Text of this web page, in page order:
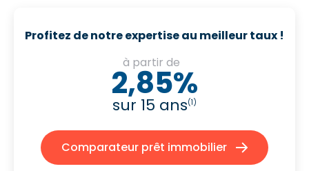
Profitez de notre expertise au meilleur taux !
à partir de
2,85%
sur 15 ans(1)
Comparateur prêt immobilier